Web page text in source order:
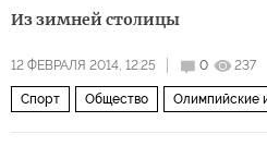
Из зимней столицы
12 ФЕВРАЛЯ 2014, 12:25 0 237
Спорт Общество Олимпийские